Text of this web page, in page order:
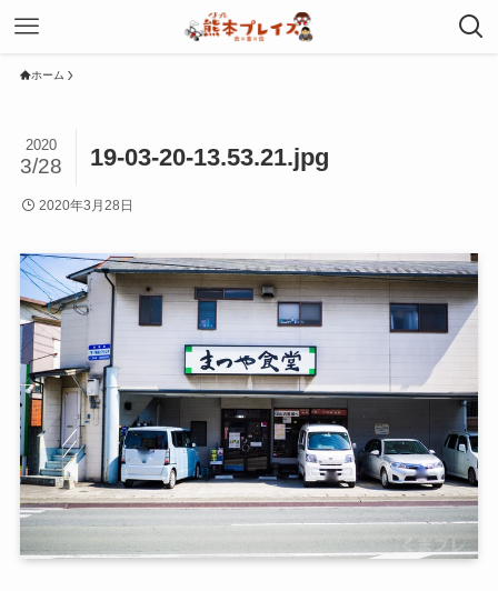
ホーム
19-03-20-13.53.21.jpg
2020
3/28
2020年3月28日